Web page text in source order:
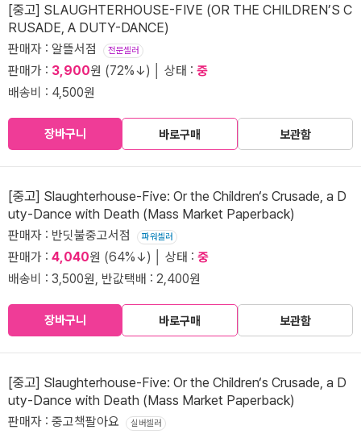
[중고] SLAUGHTERHOUSE-FIVE (OR THE CHILDREN’S C
RUSADE, A DUTY-DANCE)
판매자 : 알뜰서점 전문셀러
판매가 : 3,900원 (72%↓) │ 상태 : 중
배송비 : 4,500원
장바구니 바로구매 보관함
[중고] Slaughterhouse-Five: Or the Children‘s Crusade, a D
uty-Dance with Death (Mass Market Paperback)
판매자 : 반딧불중고서점 파워셀러
판매가 : 4,040원 (64%↓) │ 상태 : 중
배송비 : 3,500원, 반값택배 : 2,400원
장바구니 바로구매 보관함
[중고] Slaughterhouse-Five: Or the Children‘s Crusade, a D
uty-Dance with Death (Mass Market Paperback)
판매자 : 중고책팔아요 실버셀러